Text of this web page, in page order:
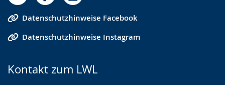
Datenschutzhinweise Facebook
Datenschutzhinweise Instagram
Kontakt zum LWL